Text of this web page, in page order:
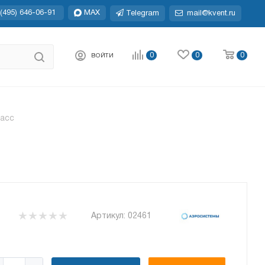
646-06-91 MAX Telegram mail@kvent.ru
ВОЙТИ 0 0 0
Артикул: 02461